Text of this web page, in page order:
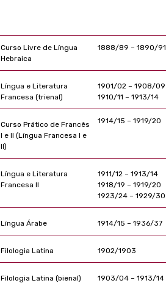
Curso Livre de Língua
Hebraica
1888/89 – 1890/91
Língua e Literatura
Francesa (trienal)
1901/02 – 1908/09
1910/11 – 1913/14
Curso Prático de Francês
I e II (Língua Francesa I e
II)
1914/15 – 1919/20
Língua e Literatura
Francesa II
1911/12 – 1913/14
1918/19 – 1919/20
1923/24 – 1929/30
Língua Árabe 1914/15 – 1936/37
Filologia Latina 1902/1903
Filologia Latina (bienal)
1903/04 – 1913/14